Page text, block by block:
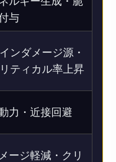
与
ンダメージ源・
ティカル率上昇
力・近接回避
ージ軽減・クリ